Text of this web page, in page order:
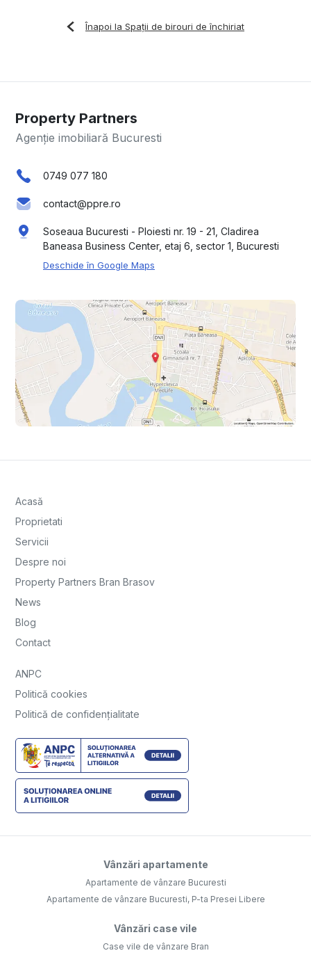
Înapoi la Spații de birouri de închiriat
Property Partners
Agenție imobiliară Bucuresti
0749 077 180
contact@ppre.ro
Soseaua Bucuresti - Ploiesti nr. 19 - 21, Cladirea
Baneasa Business Center, etaj 6, sector 1, Bucuresti
Deschide în Google Maps
Acasă
Proprietati
Servicii
Despre noi
Property Partners Bran Brasov
News
Blog
Contact
ANPC
Politică cookies
Politică de confidențialitate
Vânzări apartamente
Apartamente de vânzare Bucuresti
Apartamente de vânzare Bucuresti, P-ta Presei Libere
Vânzări case vile
Case vile de vânzare Bran